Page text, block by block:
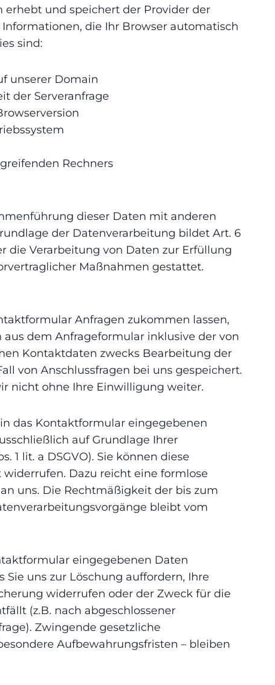
erhebt und speichert der Provider der
die Ihr Browser automatisch
sind:
unserer Domain
der Serveranfrage
Rechners
dieser Daten mit anderen
der Datenverarbeitung bildet Art. 6
die Verarbeitung von Daten zur Erfüllung
Maßnahmen gestattet.
Anfragen zukommen lassen,
dem Anfrageformular inklusive der von
Kontaktdaten zwecks Bearbeitung der
von Anschlussfragen bei uns gespeichert.
nicht ohne Ihre Einwilligung weiter.
das Kontaktformular eingegebenen
auf Grundlage Ihrer
1 lit. a DSGVO). Sie können diese
Dazu reicht eine formlose
uns. Die Rechtmäßigkeit der bis zum
bleibt vom
eingegebenen Daten
Sie uns zur Löschung auffordern, Ihre
widerrufen oder der Zweck für die
(z.B. nach abgeschlossener
Zwingende gesetzliche
Aufbewahrungsfristen – bleiben